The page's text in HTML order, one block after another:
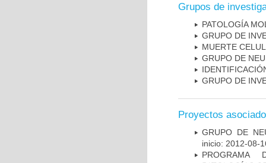
Grupos de
PATOLOGÍA
GRUPO DE
MUERTE
GRUPO DE
GRUPO DE
Proyectos
GRUPO DE
inicio: 2012-08-
PROGRAMA